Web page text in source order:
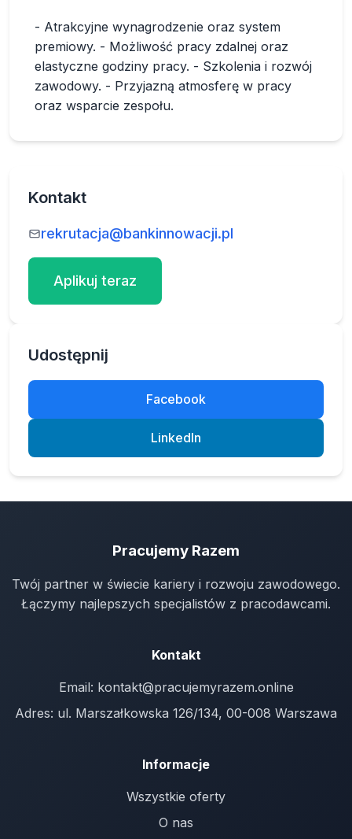
- Atrakcyjne wynagrodzenie oraz system
premiowy. - Możliwość pracy zdalnej oraz
elastyczne godziny pracy. - Szkolenia i rozwój
zawodowy. - Przyjazną atmosferę w pracy
oraz wsparcie zespołu.
Kontakt
rekrutacja@bankinnowacji.pl
Aplikuj teraz
Udostępnij
Facebook
LinkedIn
Pracujemy Razem
Twój partner w świecie kariery i rozwoju zawodowego.
Łączymy najlepszych specjalistów z pracodawcami.
Kontakt
Email: kontakt@pracujemyrazem.online
Adres: ul. Marszałkowska 126/134, 00-008 Warszawa
Informacje
Wszystkie oferty
O nas